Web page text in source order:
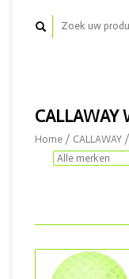
CALLAWAY
Home / CALLAWAY /